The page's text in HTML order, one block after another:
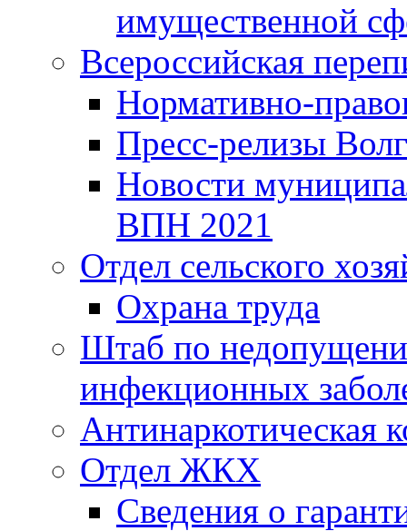
имущественной
Всероссийская
Нормативно-
Пресс-релизы
Новости
ВПН 2021
Отдел сельского
Охрана труда
Штаб по
инфекционных
Антинаркотическая
Отдел ЖКХ
Сведения о